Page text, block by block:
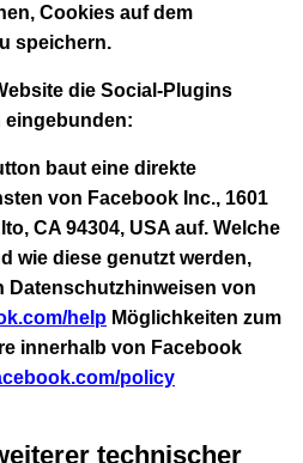
Cookies auf dem
speichern.
die Social-Plugins
eingebunden:
baut eine direkte
von Facebook Inc., 1601
CA 94304, USA auf. Welche
wie diese genutzt werden,
Datenschutzhinweisen von
help Möglichkeiten zum
innerhalb von Facebook
policy
technischer